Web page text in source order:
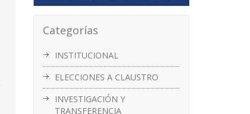
Categorías
INSTITUCIONAL
ELECCIONES A CLAUSTRO
INVESTIGACIÓN Y
TRANSFERENCIA